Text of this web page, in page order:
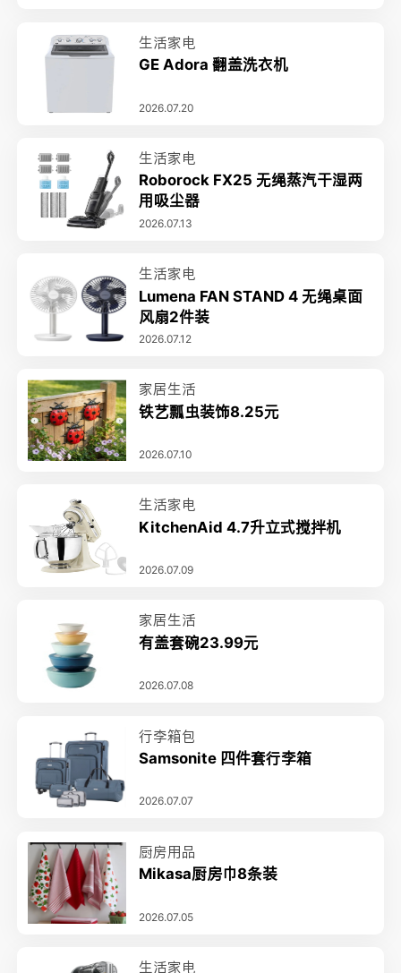
生活家电
GE Adora 翻盖洗衣机
2026.07.20
生活家电
Roborock FX25 无绳蒸汽干湿两
用吸尘器
2026.07.13
生活家电
Lumena FAN STAND 4 无绳桌面
风扇2件装
2026.07.12
家居生活
铁艺瓢虫装饰8.25元
2026.07.10
生活家电
KitchenAid 4.7升立式搅拌机
2026.07.09
家居生活
有盖套碗23.99元
2026.07.08
行李箱包
Samsonite 四件套行李箱
2026.07.07
厨房用品
Mikasa厨房巾8条装
2026.07.05
生活家电